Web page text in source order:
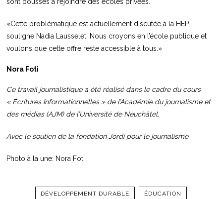
sont poussés à rejoindre des écoles privées.
«Cette problématique est actuellement discutée à la HEP,
souligne Nadia Lausselet. Nous croyons en l’école publique et
voulons que cette offre reste accessible à tous.»
Nora Foti
Ce travail journalistique a été réalisé dans le cadre du cours
« Écritures Informationnelles » de l’Académie du journalisme et
des médias (AJM) de l’Université de Neuchâtel.
Avec le soutien de la fondation Jordi pour le journalisme.
Photo à la une: Nora Foti
DÉVELOPPEMENT DURABLE ÉDUCATION